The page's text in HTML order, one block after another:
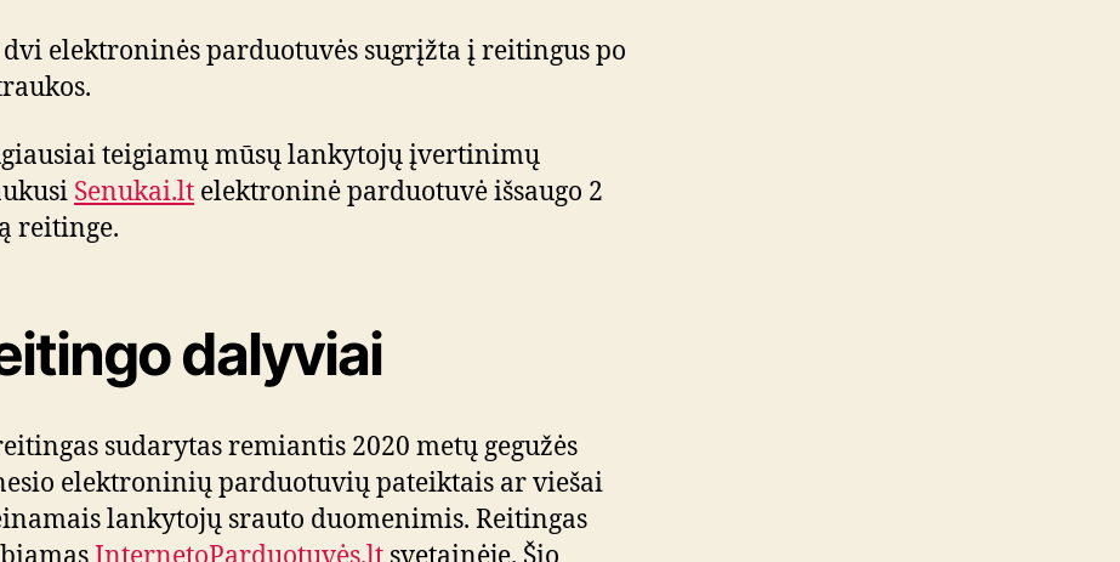
elektroninės parduotuvės sugrįžta į reitingus po
teigiamų mūsų lankytojų įvertinimų
Senukai.lt elektroninė parduotuvė išsaugo 2
reitinge.
dalyviai
sudarytas remiantis 2020 metų gegužės
elektroninių parduotuvių pateiktais ar viešai
lankytojų srauto duomenimis. Reitingas
InternetoParduotuvės.lt svetainėje. Šio